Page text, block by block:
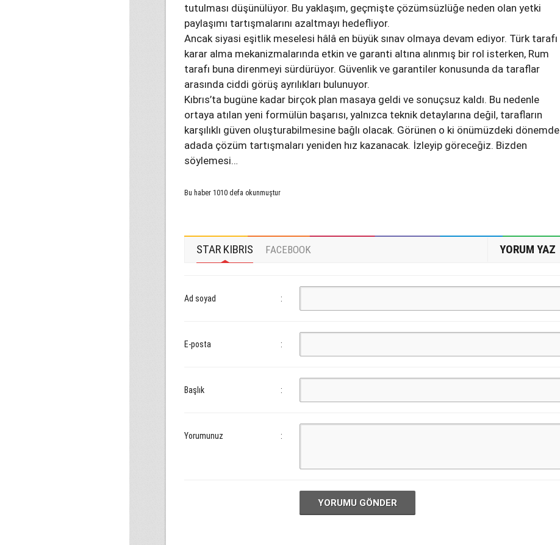
tutulması düşünülüyor. Bu yaklaşım, geçmişte çözümsüzlüğe neden olan yetki
paylaşımı tartışmalarını azaltmayı hedefliyor.
Ancak siyasi eşitlik meselesi hâlâ en büyük sınav olmaya devam ediyor. Türk tarafı
karar alma mekanizmalarında etkin ve garanti altına alınmış bir rol isterken, Rum
tarafı buna direnmeyi sürdürüyor. Güvenlik ve garantiler konusunda da taraflar
arasında ciddi görüş ayrılıkları bulunuyor.
Kıbrıs’ta bugüne kadar birçok plan masaya geldi ve sonuçsuz kaldı. Bu nedenle
ortaya atılan yeni formülün başarısı, yalnızca teknik detaylarına değil, tarafların
karşılıklı güven oluşturabilmesine bağlı olacak. Görünen o ki önümüzdeki dönemde
adada çözüm tartışmaları yeniden hız kazanacak. İzleyip göreceğiz. Bizden
söylemesi…
Bu haber 1010 defa okunmuştur
STAR KIBRIS FACEBOOK YORUM YAZ
Ad soyad :
E-posta :
Başlık :
Yorumunuz :
YORUMU GÖNDER